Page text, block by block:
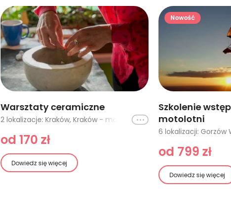
Warsztaty ceramiczne
2 lokalizacje: Kraków, Kraków - malowanie ceramiki przy herbacie i kawie
Ikona
od 170 zł
Dowiedz się więcej
Nowość
Szkolenie
motolotni
od 799 zł
Dowiedz się więcej